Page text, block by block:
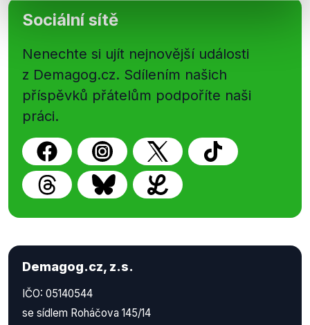
Sociální sítě
Nenechte si ujít nejnovější události
z Demagog.cz. Sdílením našich
příspěvků přátelům podpoříte naši
práci.
Demagog.cz, z.s.
IČO: 05140544
se sídlem Roháčova 145/14